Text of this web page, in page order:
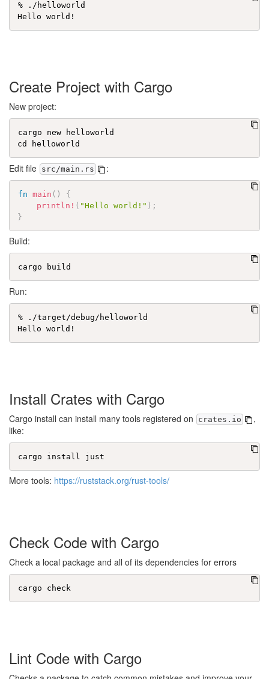
% ./helloworld
Create Project with Cargo
New project:
cargo new helloworld
Edit file src/main.rs :
fn main ( )
{
println! ( "Hello world!" ) ;
}
Build:
Run:
% ./target/debug/helloworld
Install Crates with Cargo
Cargo install can install many tools registered on crates.io
,
like:
More tools: https://ruststack.org/rust-tools/
Check Code with Cargo
Check a local package and all of its dependencies for errors
Lint Code with Cargo